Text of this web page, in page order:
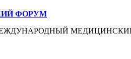
ФОРУМ
МЕЖДУНАРОДНЫЙ